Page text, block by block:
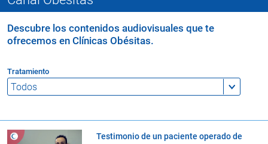
Descubre los contenidos audiovisuales que te
ofrecemos en Clínicas Obésitas.
Tratamiento
Testimonio de un paciente operado de